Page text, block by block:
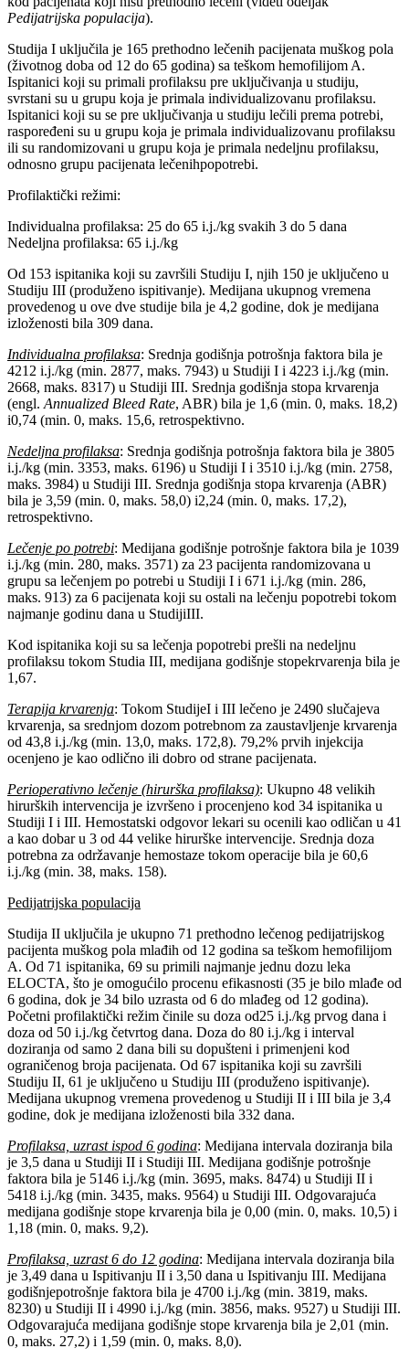
Pedijatrijska populacija).
Studija I uključila je 165 prethodno lečenih pacijenata muškog pola
(životnog doba od 12 do 65 godina) sa teškom hemofilijom A.
Ispitanici koji su primali profilaksu pre uključivanja u studiju,
svrstani su u grupu koja je primala individualizovanu profilaksu.
Ispitanici koji su se pre uključivanja u studiju lečili prema potrebi,
raspoređeni su u grupu koja je primala individualizovanu profilaksu
ili su randomizovani u grupu koja je primala nedeljnu profilaksu,
odnosno grupu pacijenata lečenihpopotrebi.
Profilaktički režimi:
Individualna profilaksa: 25 do 65 i.j./kg svakih 3 do 5 dana
Nedeljna profilaksa: 65 i.j./kg
Od 153 ispitanika koji su završili Studiju I, njih 150 je uključeno u
Studiju III (produženo ispitivanje). Medijana ukupnog vremena
provedenog u ove dve studije bila je 4,2 godine, dok je medijana
izloženosti bila 309 dana.
Individualna profilaksa: Srednja godišnja potrošnja faktora bila je
4212 i.j./kg (min. 2877, maks. 7943) u Studiji I i 4223 i.j./kg (min.
2668, maks. 8317) u Studiji III. Srednja godišnja stopa krvarenja
(engl. Annualized Bleed Rate, ABR) bila je 1,6 (min. 0, maks. 18,2)
i0,74 (min. 0, maks. 15,6, retrospektivno.
Nedeljna profilaksa: Srednja godišnja potrošnja faktora bila je 3805
i.j./kg (min. 3353, maks. 6196) u Studiji I i 3510 i.j./kg (min. 2758,
maks. 3984) u Studiji III. Srednja godišnja stopa krvarenja (ABR)
bila je 3,59 (min. 0, maks. 58,0) i2,24 (min. 0, maks. 17,2),
retrospektivno.
Lečenje po potrebi: Medijana godišnje potrošnje faktora bila je 1039
i.j./kg (min. 280, maks. 3571) za 23 pacijenta randomizovana u
grupu sa lečenjem po potrebi u Studiji I i 671 i.j./kg (min. 286,
maks. 913) za 6 pacijenata koji su ostali na lečenju popotrebi tokom
najmanje godinu dana u StudijiIII.
Kod ispitanika koji su sa lečenja popotrebi prešli na nedeljnu
profilaksu tokom Studia III, medijana godišnje stopekrvarenja bila je
1,67.
Terapija krvarenja: Tokom StudijeI i III lečeno je 2490 slučajeva
krvarenja, sa srednjom dozom potrebnom za zaustavljenje krvarenja
od 43,8 i.j./kg (min. 13,0, maks. 172,8). 79,2% prvih injekcija
ocenjeno je kao odlično ili dobro od strane pacijenata.
Perioperativno lečenje (hirurška profilaksa): Ukupno 48 velikih
hirurških intervencija je izvršeno i procenjeno kod 34 ispitanika u
Studiji I i III. Hemostatski odgovor lekari su ocenili kao odličan u 41
a kao dobar u 3 od 44 velike hirurške intervencije. Srednja doza
potrebna za održavanje hemostaze tokom operacije bila je 60,6
i.j./kg (min. 38, maks. 158).
Pedijatrijska populacija
Studija II uključila je ukupno 71 prethodno lečenog pedijatrijskog
pacijenta muškog pola mlađih od 12 godina sa teškom hemofilijom
A. Od 71 ispitanika, 69 su primili najmanje jednu dozu leka
ELOCTA, što je omogućilo procenu efikasnosti (35 je bilo mlađe od
6 godina, dok je 34 bilo uzrasta od 6 do mlađeg od 12 godina).
Početni profilaktički režim činile su doza od25 i.j./kg prvog dana i
doza od 50 i.j./kg četvrtog dana. Doza do 80 i.j./kg i interval
doziranja od samo 2 dana bili su dopušteni i primenjeni kod
ograničenog broja pacijenata. Od 67 ispitanika koji su završili
Studiju II, 61 je uključeno u Studiju III (produženo ispitivanje).
Medijana ukupnog vremena provedenog u Studiji II i III bila je 3,4
godine, dok je medijana izloženosti bila 332 dana.
Profilaksa, uzrast ispod 6 godina: Medijana intervala doziranja bila
je 3,5 dana u Studiji II i Studiji III. Medijana godišnje potrošnje
faktora bila je 5146 i.j./kg (min. 3695, maks. 8474) u Studiji II i
5418 i.j./kg (min. 3435, maks. 9564) u Studiji III. Odgovarajuća
medijana godišnje stope krvarenja bila je 0,00 (min. 0, maks. 10,5) i
1,18 (min. 0, maks. 9,2).
Profilaksa, uzrast 6 do 12 godina: Medijana intervala doziranja bila
je 3,49 dana u Ispitivanju II i 3,50 dana u Ispitivanju III. Medijana
godišnjepotrošnje faktora bila je 4700 i.j./kg (min. 3819, maks.
8230) u Studiji II i 4990 i.j./kg (min. 3856, maks. 9527) u Studiji III.
Odgovarajuća medijana godišnje stope krvarenja bila je 2,01 (min.
0, maks. 27,2) i 1,59 (min. 0, maks. 8,0).